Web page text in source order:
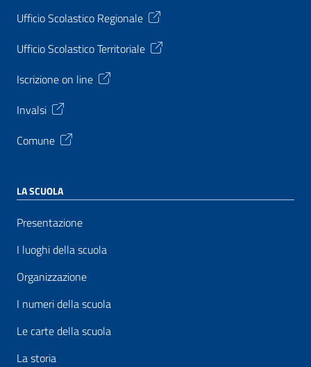
Ufficio Scolastico Regionale
Ufficio Scolastico Territoriale
Iscrizione on line
Invalsi
Comune
LA SCUOLA
Presentazione
I luoghi della scuola
Organizzazione
I numeri della scuola
Le carte della scuola
La storia